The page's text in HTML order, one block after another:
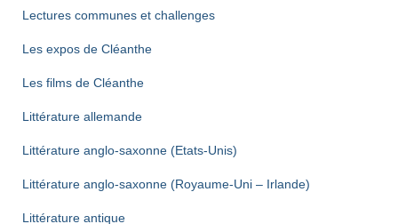
Lectures communes et challenges
Les expos de Cléanthe
Les films de Cléanthe
Littérature allemande
Littérature anglo-saxonne (Etats-Unis)
Littérature anglo-saxonne (Royaume-Uni – Irlande)
Littérature antique